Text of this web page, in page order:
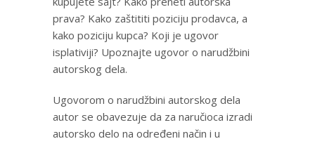
prava? Kako zaštititi poziciju prodavca, a
kako poziciju kupca? Koji je ugovor
isplativiji? Upoznajte ugovor o narudžbini
autorskog dela.
Ugovorom o narudžbini autorskog dela
autor se obavezuje da za naručioca izradi
autorsko delo na određeni način i u